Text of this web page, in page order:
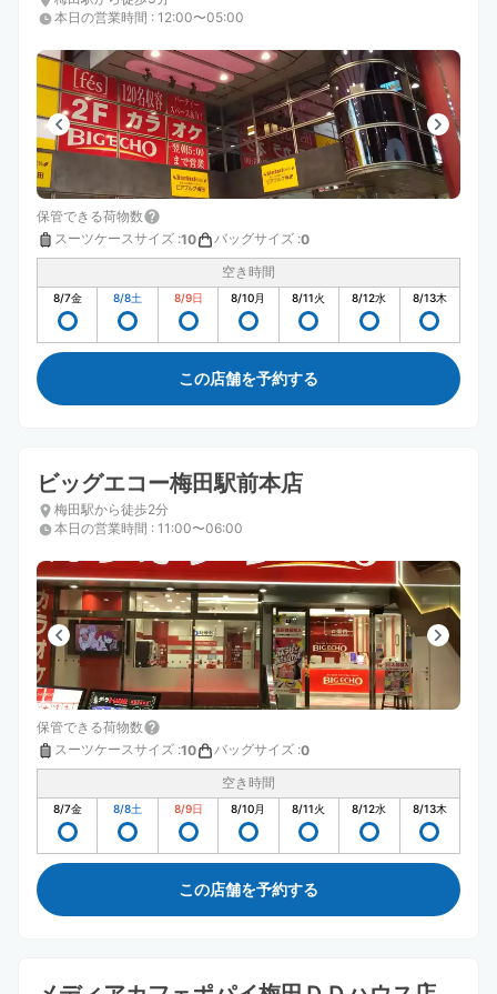
本日の営業時間 : 12:00〜05:00
保管できる荷物数
スーツケースサイズ :10 バッグサイズ :0
空き時間
8/7金 8/8土 8/9日 8/10月 8/11火 8/12水 8/13木
この店舗を予約する
ビッグエコー梅田駅前本店
梅田駅から徒歩2分
本日の営業時間 : 11:00〜06:00
保管できる荷物数
スーツケースサイズ :10 バッグサイズ :0
空き時間
8/7金 8/8土 8/9日 8/10月 8/11火 8/12水 8/13木
この店舗を予約する